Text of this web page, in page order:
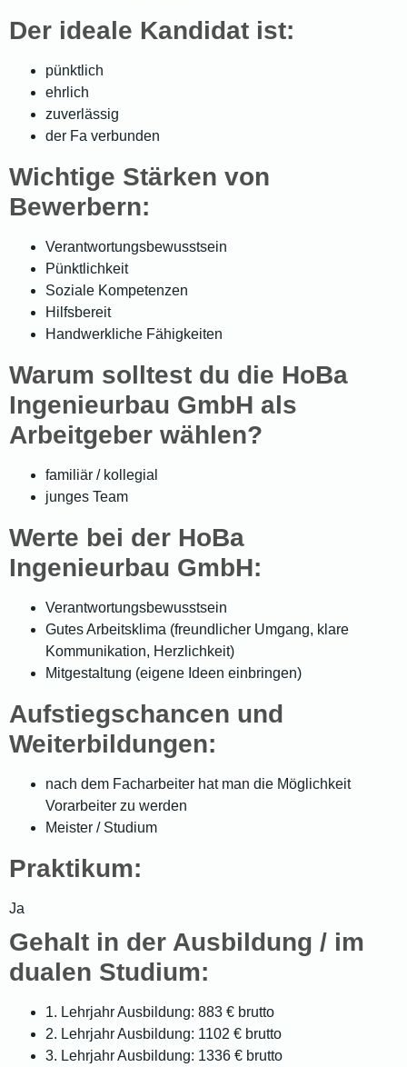
Der ideale Kandidat ist:
pünktlich
ehrlich
zuverlässig
der Fa verbunden
Wichtige Stärken von
Bewerbern:
Verantwortungsbewusstsein
Pünktlichkeit
Soziale Kompetenzen
Hilfsbereit
Handwerkliche Fähigkeiten
Warum solltest du die HoBa
Ingenieurbau GmbH als
Arbeitgeber wählen?
familiär / kollegial
junges Team
Werte bei der HoBa
Ingenieurbau GmbH:
Verantwortungsbewusstsein
Gutes Arbeitsklima (freundlicher Umgang, klare
Kommunikation, Herzlichkeit)
Mitgestaltung (eigene Ideen einbringen)
Aufstiegschancen und
Weiterbildungen:
nach dem Facharbeiter hat man die Möglichkeit
Vorarbeiter zu werden
Meister / Studium
Praktikum:
Ja
Gehalt in der Ausbildung / im
dualen Studium:
1. Lehrjahr Ausbildung: 883 € brutto
2. Lehrjahr Ausbildung: 1102 € brutto
3. Lehrjahr Ausbildung: 1336 € brutto